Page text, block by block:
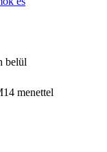
belül